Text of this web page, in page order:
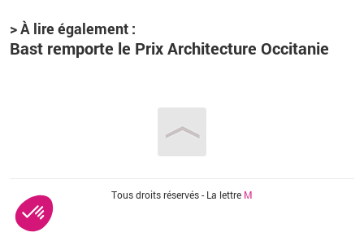
> À lire éga­le­ment :
Bast rem­porte le Prix Ar­chi­tec­ture Oc­ci­ta­nie
Vous êtes ici Tous droits réservés - La lettre M